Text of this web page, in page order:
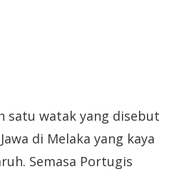
satu watak yang disebut
di Melaka yang kaya
Semasa Portugis